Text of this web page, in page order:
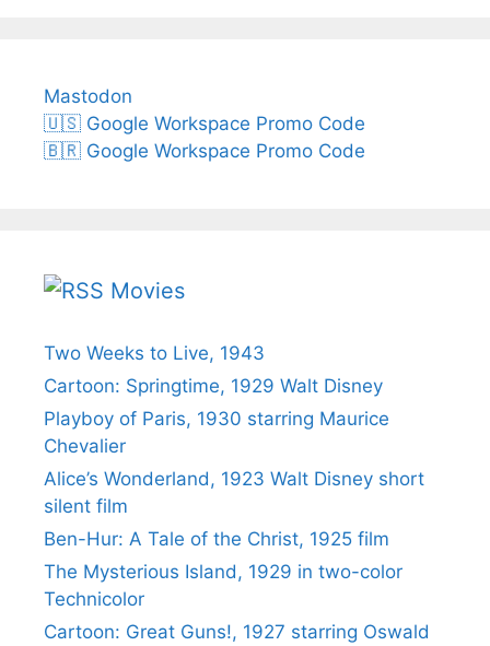
Mastodon
🇺🇸 Google Workspace Promo Code
🇧🇷 Google Workspace Promo Code
Movies
Two Weeks to Live, 1943
Cartoon: Springtime, 1929 Walt Disney
Playboy of Paris, 1930 starring Maurice
Chevalier
Alice’s Wonderland, 1923 Walt Disney short
silent film
Ben-Hur: A Tale of the Christ, 1925 film
The Mysterious Island, 1929 in two-color
Technicolor
Cartoon: Great Guns!, 1927 starring Oswald